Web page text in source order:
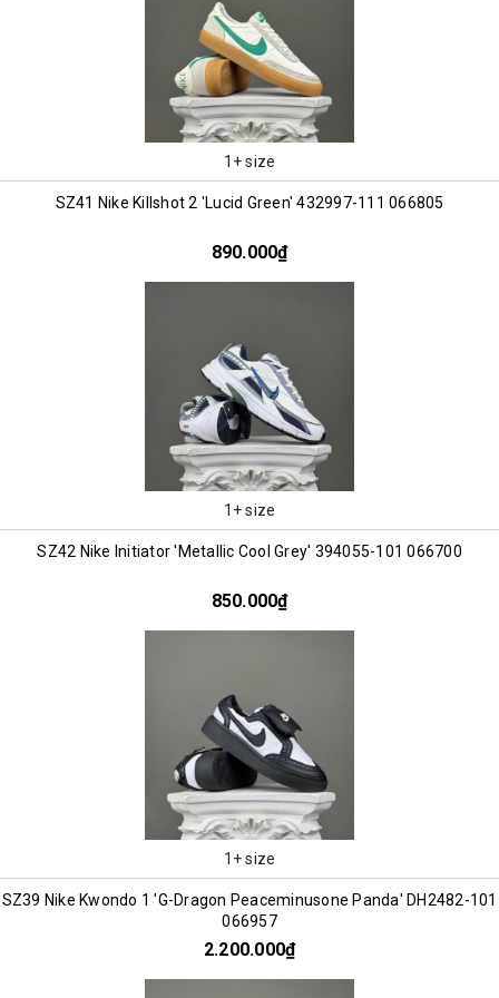
1+ size
SZ41 Nike Killshot 2 'Lucid Green' 432997-111 066805
890.000₫
1+ size
SZ42 Nike Initiator 'Metallic Cool Grey' 394055-101 066700
850.000₫
1+ size
SZ39 Nike Kwondo 1 'G-Dragon Peaceminusone Panda' DH2482-101
066957
2.200.000₫